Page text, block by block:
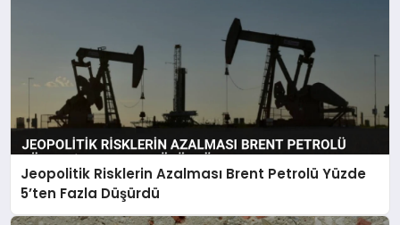
Jeopolitik Risklerin Azalması Brent Petrolü Yüzde
5’ten Fazla Düşürdü